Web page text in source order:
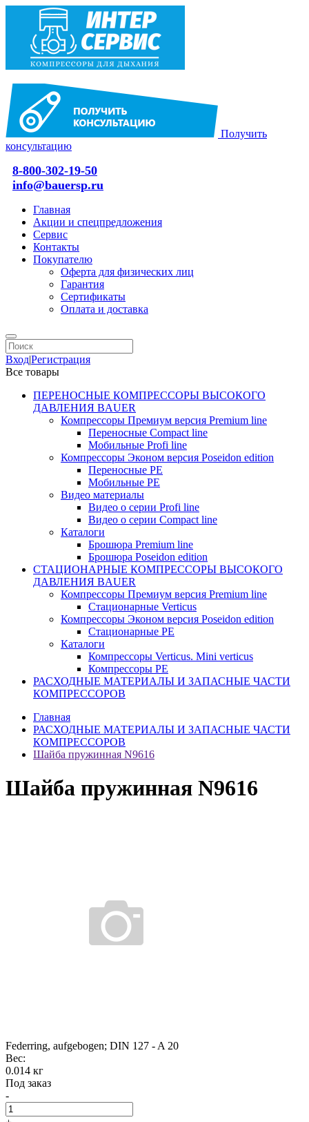
Получить
консультацию
8-800-302-19-50
info@bauersp.ru
Главная
Акции и спецпредложения
Сервис
Контакты
Покупателю
Оферта для физических лиц
Гарантия
Сертификаты
Оплата и доставка
Вход|Регистрация
Все товары
ПЕРЕНОСНЫЕ КОМПРЕССОРЫ ВЫСОКОГО
ДАВЛЕНИЯ BAUER
Компрессоры Премиум версия Premium line
Переносные Compact line
Мобильные Profi line
Компрессоры Эконом версия Poseidon edition
Переносные PE
Мобильные PE
Видео материалы
Видео о серии Profi line
Видео о серии Compact line
Каталоги
Брошюра Premium line
Брошюра Poseidon edition
СТАЦИОНАРНЫЕ КОМПРЕССОРЫ ВЫСОКОГО
ДАВЛЕНИЯ BAUER
Компрессоры Премиум версия Premium line
Стационарные Verticus
Компрессоры Эконом версия Poseidon edition
Стационарные PE
Каталоги
Компрессоры Verticus. Mini verticus
Компрессоры PE
РАСХОДНЫЕ МАТЕРИАЛЫ И ЗАПАСНЫЕ ЧАСТИ
КОМПРЕССОРОВ
Главная
РАСХОДНЫЕ МАТЕРИАЛЫ И ЗАПАСНЫЕ ЧАСТИ
КОМПРЕССОРОВ
Шайба пружинная N9616
Шайба пружинная N9616
Federring, aufgebogen; DIN 127 - A 20
Вес:
0.014 кг
Под заказ
-